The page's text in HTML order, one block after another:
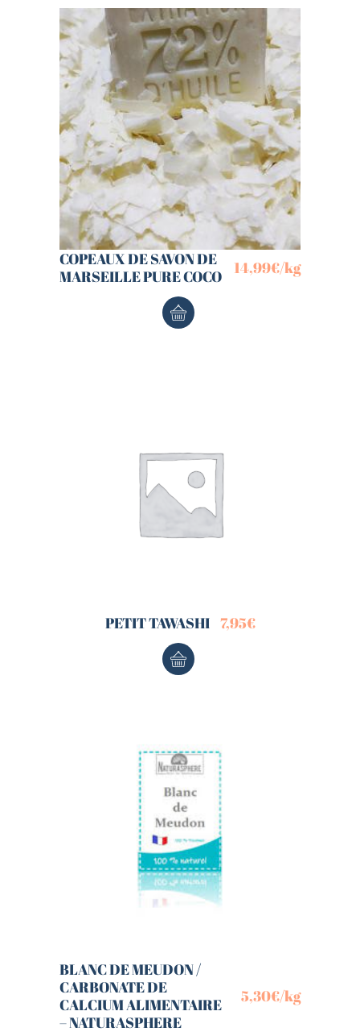
COPEAUX DE SAVON DE
MARSEILLE PURE COCO
14,99€/kg
PETIT TAWASHI 7,95€
BLANC DE MEUDON /
CARBONATE DE
CALCIUM ALIMENTAIRE
– NATURASPHERE
5,30€/kg